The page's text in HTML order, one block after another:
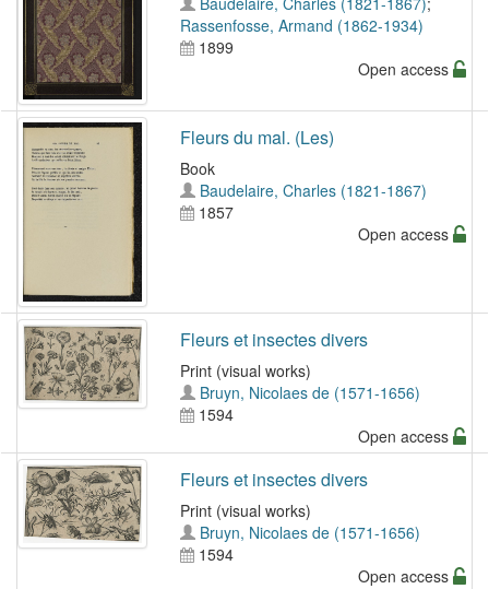
Rassenfosse, Armand (1862-1934)
1899
Open access
Fleurs du mal. (Les)
Book
Baudelaire, Charles (1821-1867)
1857
Open access
Fleurs et insectes divers
Print (visual works)
Bruyn, Nicolaes de (1571-1656)
1594
Open access
Fleurs et insectes divers
Print (visual works)
Bruyn, Nicolaes de (1571-1656)
1594
Open access